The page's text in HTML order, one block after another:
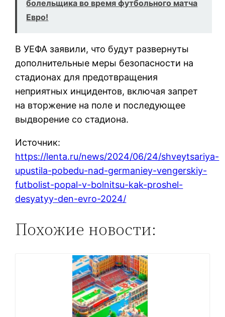
болельщика во время футбольного матча
Евро!
В УЕФА заявили, что будут развернуты
дополнительные меры безопасности на
стадионах для предотвращения
неприятных инцидентов, включая запрет
на вторжение на поле и последующее
выдворение со стадиона.
Источник:
https://lenta.ru/news/2024/06/24/shveytsariya-
upustila-pobedu-nad-germaniey-vengerskiy-
futbolist-popal-v-bolnitsu-kak-proshel-
desyatyy-den-evro-2024/
Похожие новости: